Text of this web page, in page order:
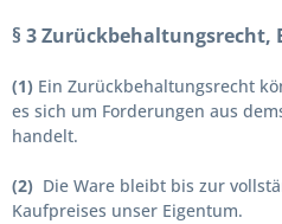
§ 3 Zurückbehaltungsrecht,
(1) Ein Zurückbehaltungsrecht
es sich um Forderungen aus
handelt.
(2) Die Ware bleibt bis zur
Kaufpreises unser Eigentum.